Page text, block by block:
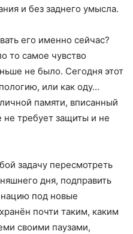
и без заднего умысла.
его именно сейчас?
то самое чувство
не было. Сегодня этот
или как оду…
памяти, вписанный
требует защиты и не
задачу пересмотреть
дня, подправить
под новые
почти таким, каким
своими паузами,